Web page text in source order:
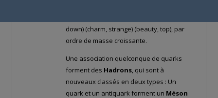
down) (charm, strange) (beauty, top), par
ordre de masse croissante.
Une association quelconque de quarks
forment des Hadrons, qui sont à
nouveaux classés en deux types : Un
quark et un antiquark forment un Méson